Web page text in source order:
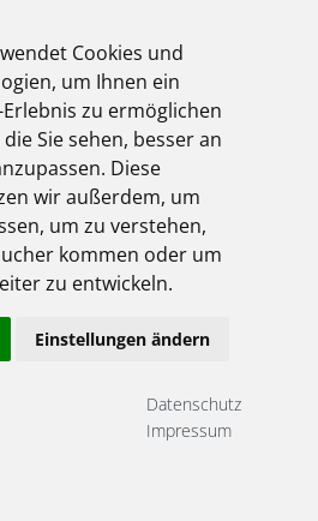
Cookies und
um Ihnen ein
zu ermöglichen
Sie sehen, besser an
Diese
wir außerdem, um
um zu verstehen,
kommen oder um
zu entwickeln.
Einstellungen ändern
Datenschutz
Impressum